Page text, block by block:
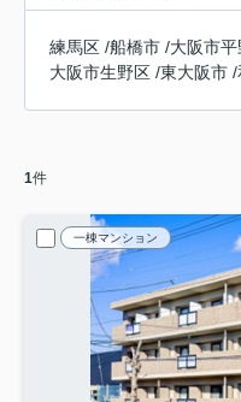
練馬区 /船橋市 /大阪市
大阪市生野区 /東大阪市 /
1件
一棟マンション